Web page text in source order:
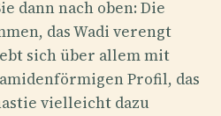
dann nach oben: Die
das Wadi verengt
sich über allem mit
Profil, das
vielleicht dazu